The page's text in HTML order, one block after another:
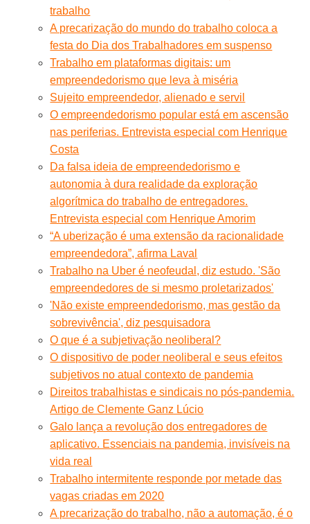
trabalho
A precarização do mundo do trabalho coloca a
festa do Dia dos Trabalhadores em suspenso
Trabalho em plataformas digitais: um
empreendedorismo que leva à miséria
Sujeito empreendedor, alienado e servil
O empreendedorismo popular está em ascensão
nas periferias. Entrevista especial com Henrique
Costa
Da falsa ideia de empreendedorismo e
autonomia à dura realidade da exploração
algorítmica do trabalho de entregadores.
Entrevista especial com Henrique Amorim
“A uberização é uma extensão da racionalidade
empreendedora”, afirma Laval
Trabalho na Uber é neofeudal, diz estudo. 'São
empreendedores de si mesmo proletarizados'
'Não existe empreendedorismo, mas gestão da
sobrevivência', diz pesquisadora
O que é a subjetivação neoliberal?
O dispositivo de poder neoliberal e seus efeitos
subjetivos no atual contexto de pandemia
Direitos trabalhistas e sindicais no pós-pandemia.
Artigo de Clemente Ganz Lúcio
Galo lança a revolução dos entregadores de
aplicativo. Essenciais na pandemia, invisíveis na
vida real
Trabalho intermitente responde por metade das
vagas criadas em 2020
A precarização do trabalho, não a automação, é o